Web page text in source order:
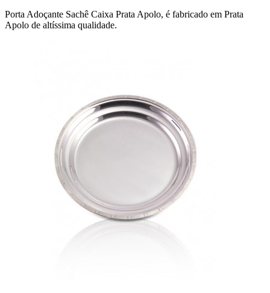
Porta Adoçante Sachê Caixa Prata Apolo, é fabricado em Prata
Apolo de altíssima qualidade.